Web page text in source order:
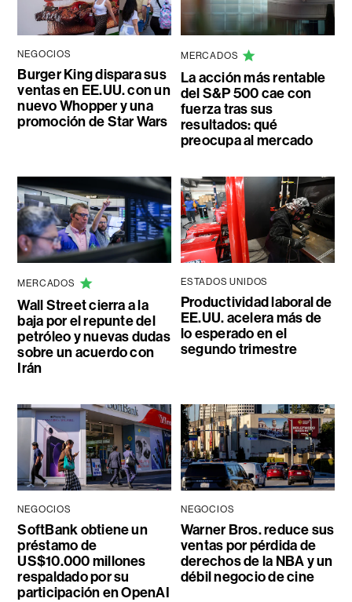
NEGOCIOS
Burger King dispara sus
ventas en EE.UU. con un
nuevo Whopper y una
promoción de Star Wars
MERCADOS
La acción más rentable
del S&P 500 cae con
fuerza tras sus
resultados: qué
preocupa al mercado
MERCADOS
Wall Street cierra a la
baja por el repunte del
petróleo y nuevas dudas
sobre un acuerdo con
Irán
ESTADOS UNIDOS
Productividad laboral de
EE.UU. acelera más de
lo esperado en el
segundo trimestre
NEGOCIOS
SoftBank obtiene un
préstamo de
US$10.000 millones
respaldado por su
participación en OpenAI
NEGOCIOS
Warner Bros. reduce sus
ventas por pérdida de
derechos de la NBA y un
débil negocio de cine